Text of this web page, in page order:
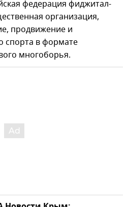
федерация фиджитал-
организация,
продвижение и
спорта в формате
многоборья.